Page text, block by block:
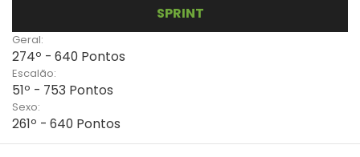
SPRINT
Geral:
274º - 640 Pontos
Escalão:
51º - 753 Pontos
Sexo:
261º - 640 Pontos